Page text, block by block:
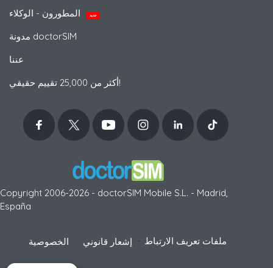
جديد
مدونة doctorSIM
عننا
أكثر من 25,000 تقييم حقيقي!
Copyright 2006-2026 - doctorSIM Mobile S.L. - Madrid,
España
الخصوصية إشعار قانوني ملفات تعريف الارتباط